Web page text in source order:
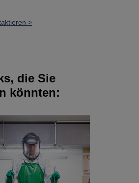
>
die Sie
könnten: